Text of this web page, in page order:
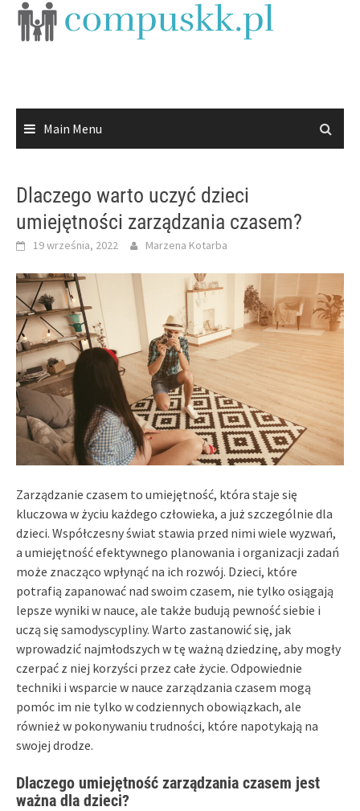
Skip
Main Menu
Dlaczego warto uczyć dzieci
umiejętności zarządzania czasem?
19 września, 2022 Marzena Kotarba
Zarządzanie czasem to umiejętność, która staje się
kluczowa w życiu każdego człowieka, a już szczególnie dla
dzieci. Współczesny świat stawia przed nimi wiele wyzwań,
a umiejętność efektywnego planowania i organizacji zadań
może znacząco wpłynąć na ich rozwój. Dzieci, które
potrafią zapanować nad swoim czasem, nie tylko osiągają
lepsze wyniki w nauce, ale także budują pewność siebie i
uczą się samodyscypliny. Warto zastanowić się, jak
wprowadzić najmłodszych w tę ważną dziedzinę, aby mogły
czerpać z niej korzyści przez całe życie. Odpowiednie
techniki i wsparcie w nauce zarządzania czasem mogą
pomóc im nie tylko w codziennych obowiązkach, ale
również w pokonywaniu trudności, które napotykają na
swojej drodze.
Dlaczego umiejętność zarządzania czasem jest
ważna dla dzieci?